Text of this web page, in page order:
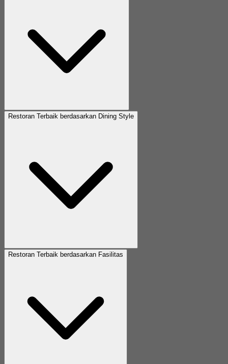
Restoran Terbaik berdasarkan Dining Style
Restoran Terbaik berdasarkan Fasilitas